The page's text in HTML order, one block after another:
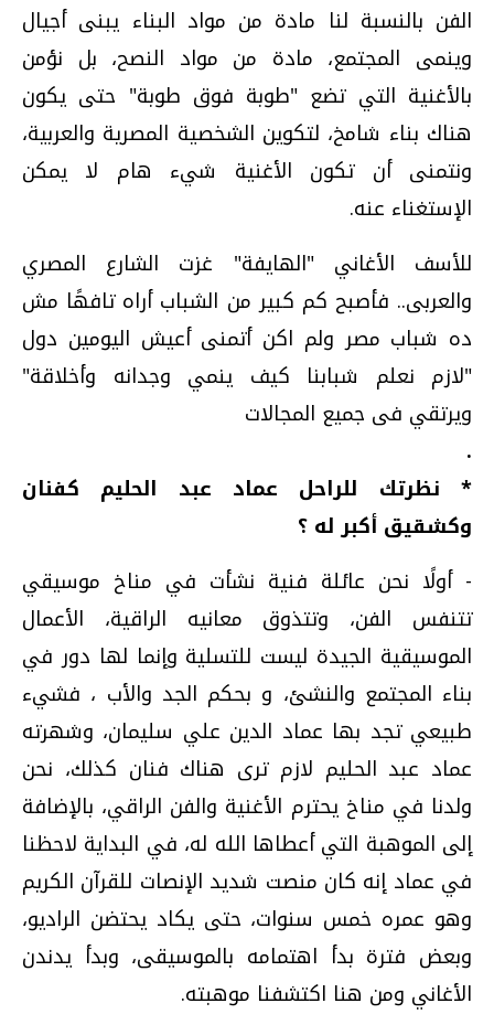
الفن بالنسبة لنا مادة من مواد البناء يبنى أجيال
وينمى المجتمع، مادة من مواد النصح، بل نؤمن
بالأغنية التي تضع "طوبة فوق طوبة" حتى يكون
هناك بناء شامخ، لتكوين الشخصية المصرية والعربية،
ونتمنى أن تكون الأغنية شيء هام لا يمكن
الإستغناء عنه.
للأسف الأغاني "الهايفة" غزت الشارع المصري
والعربى.. فأصبح كم كبير من الشباب أراه تافهًا مش
ده شباب مصر ولم اكن أتمنى أعيش اليومين دول
"لازم نعلم شبابنا كيف ينمي وجدانه وأخلاقة"
ويرتقي فى جميع المجالات
.
* نظرتك للراحل عماد عبد الحليم كفنان
وكشقيق أكبر له ؟
- أولًا نحن عائلة فنية نشأت في مناخ موسيقي
تتنفس الفن، وتتذوق معانيه الراقية، الأعمال
الموسيقية الجيدة ليست للتسلية وإنما لها دور في
بناء المجتمع والنشئ، و بحكم الجد والأب ، فشيء
طبيعي تجد بها عماد الدين علي سليمان، وشهرته
عماد عبد الحليم لازم ترى هناك فنان كذلك، نحن
ولدنا في مناخ يحترم الأغنية والفن الراقي، بالإضافة
إلى الموهبة التي أعطاها الله له، في البداية لاحظنا
في عماد إنه كان منصت شديد الإنصات للقرآن الكريم
وهو عمره خمس سنوات، حتى يكاد يحتضن الراديو،
وبعض فترة بدأ اهتمامه بالموسيقى، وبدأ يدندن
الأغاني ومن هنا اكتشفنا موهبته.